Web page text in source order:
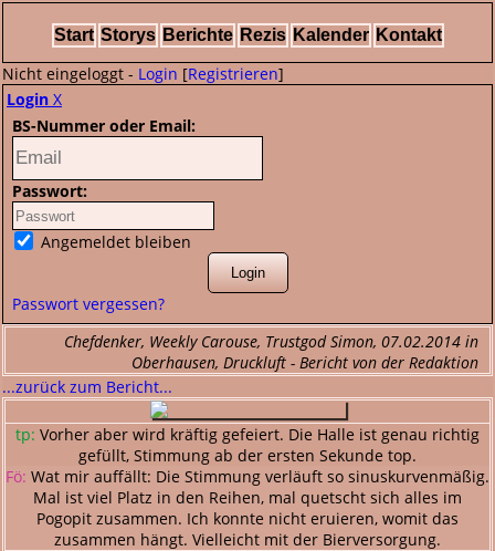
Start Storys Berichte Rezis Kalender Kontakt
Nicht eingeloggt - Login [Registrieren]
Login X
BS-Nummer oder Email:
Passwort:
Angemeldet bleiben
Passwort vergessen?
Chefdenker, Weekly Carouse, Trustgod Simon, 07.02.2014 in
Oberhausen, Druckluft - Bericht von der Redaktion
...zurück zum Bericht...
tp: Vorher aber wird kräftig gefeiert. Die Halle ist genau richtig
gefüllt, Stimmung ab der ersten Sekunde top.
Fö: Wat mir auffällt: Die Stimmung verläuft so sinuskurvenmäßig.
Mal ist viel Platz in den Reihen, mal quetscht sich alles im
Pogopit zusammen. Ich konnte nicht eruieren, womit das
zusammen hängt. Vielleicht mit der Bierversorgung.